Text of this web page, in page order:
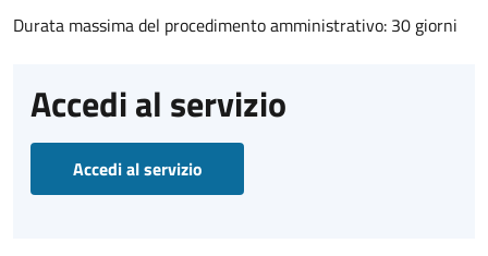
Durata massima del procedimento amministrativo: 30 giorni
Accedi al servizio
Accedi al servizio